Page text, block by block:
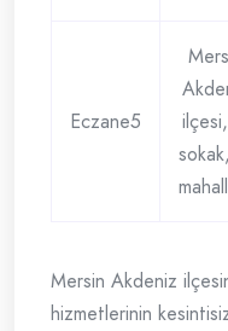
Eczane5
Mersin Akdeniz
hizmetlerinin